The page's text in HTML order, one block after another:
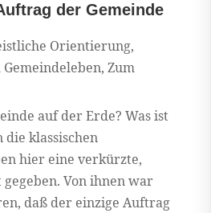
der Gemeinde
Orientierung,
, Zum
auf der Erde? Was ist
klassischen
hier eine verkürzte,
Von ihnen war
daß der einzige Auftrag